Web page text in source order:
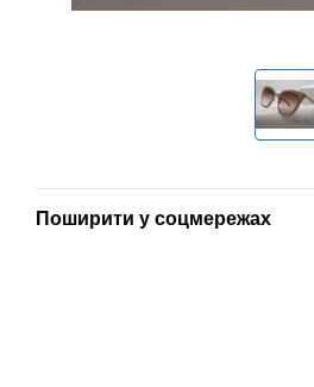
Поширити у соцмережах